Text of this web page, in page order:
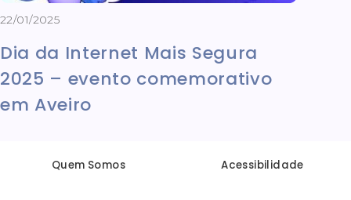
22/01/2025
Dia da Internet Mais Segura
2025 – evento comemorativo
em Aveiro
Quem Somos Acessibilidade